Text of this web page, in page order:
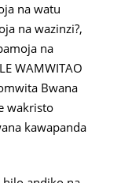
na watu
na wazinzi?,
na
WAMWITAO
Bwana
wakristo
kawapanda